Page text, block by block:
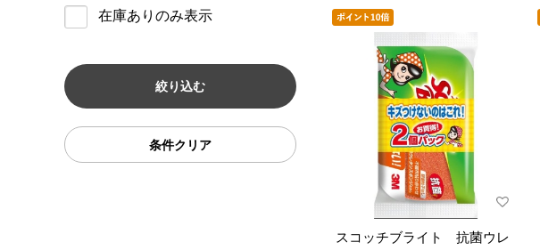
在庫ありのみ表示
条件クリア
スコッチブライト 抗菌ウレ